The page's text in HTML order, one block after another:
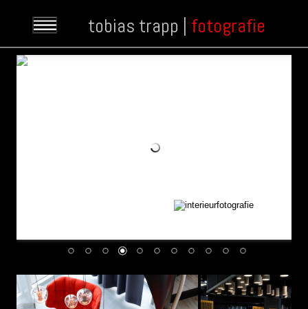
tobias trapp | fotografie